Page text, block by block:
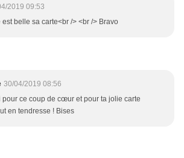
2019 09:53
est belle sa carte<br /> <br /> Bravo
30/04/2019 08:56
pour ce coup de cœur et pour ta jolie carte
en tendresse ! Bises